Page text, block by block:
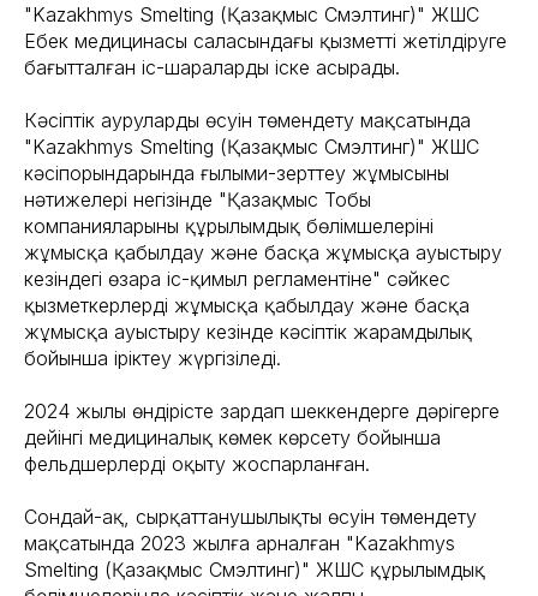
"Kazakhmys Smelting (Қазақмыс Смэлтинг)" ЖШС
Еңбек медицинасы саласындағы қызметті жетілдіруге
бағытталған іс-шараларды іске асырады.
Кәсіптік аурулардың өсуін төмендету мақсатында
"Kazakhmys Smelting (Қазақмыс Смэлтинг)" ЖШС
кәсіпорындарында ғылыми-зерттеу жұмысының
нәтижелері негізінде "Қазақмыс Тобы
компанияларының құрылымдық бөлімшелерінің
жұмысқа қабылдау және басқа жұмысқа ауыстыру
кезіндегі өзара іс-қимыл регламентіне" сәйкес
қызметкерлерді жұмысқа қабылдау және басқа
жұмысқа ауыстыру кезінде кәсіптік жарамдылық
бойынша іріктеу жүргізіледі.
2024 жылы өндірісте зардап шеккендерге дәрігерге
дейінгі медициналық көмек көрсету бойынша
фельдшерлерді оқыту жоспарланған.
Сондай-ақ, сырқаттанушылықтың өсуін төмендету
мақсатында 2023 жылға арналған "Kazakhmys
Smelting (Қазақмыс Смэлтинг)" ЖШС құрылымдық